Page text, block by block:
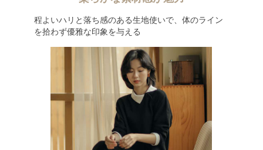
程よいハリと落ち感のある生地使いで、体のライン
を拾わず優雅な印象を与える